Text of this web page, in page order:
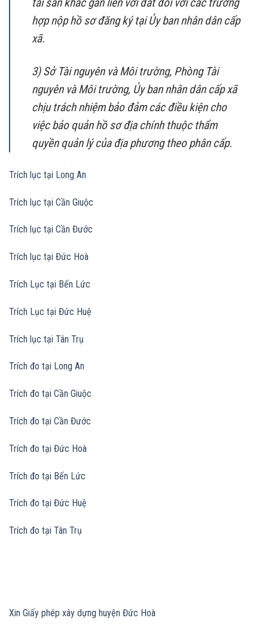
hợp nộp hồ sơ đăng ký tại Ủy ban nhân dân cấp
xã.
3) Sở Tài nguyên và Môi trường, Phòng Tài
nguyên và Môi trường, Ủy ban nhân dân cấp xã
chịu trách nhiệm bảo đảm các điều kiện cho
việc bảo quản hồ sơ địa chính thuộc thẩm
quyền quản lý của địa phương theo phân cấp.
Trích lục tại Long An
Trích lục tại Cần Giuộc
Trích lục tại Cần Đước
Trích lục tại Đức Hoà
Trích Lục tại Bến Lức
Trích Lục tại Đức Huệ
Trích lục tại Tân Trụ
Trích đo tại Long An
Trích đo tại Cần Giuộc
Trích đo tại Cần Đước
Trích đo tại Đức Hoà
Trích đo tại Bến Lức
Trích đo tại Đức Huệ
Trích đo tại Tân Trụ
Xin Giấy phép xây dựng huyện Đức Hoà